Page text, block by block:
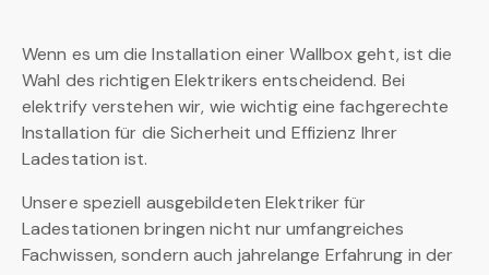
Wenn es um die Installation einer Wallbox geht, ist die
Wahl des richtigen Elektrikers entscheidend. Bei
elektrify verstehen wir, wie wichtig eine fachgerechte
Installation für die Sicherheit und Effizienz Ihrer
Ladestation ist.
Unsere speziell ausgebildeten Elektriker für
Ladestationen bringen nicht nur umfangreiches
Fachwissen, sondern auch jahrelange Erfahrung in der